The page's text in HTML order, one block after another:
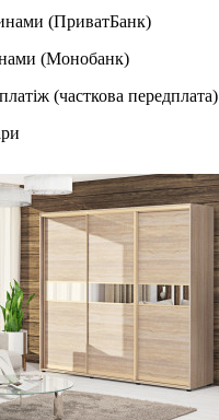
(ПриватБанк)
(Монобанк)
(часткова передплата)